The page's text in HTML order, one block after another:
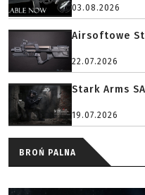
03.08.2026
Airsoftowe
22.07.2026
Stark Arms
19.07.2026
BROŃ PALNA